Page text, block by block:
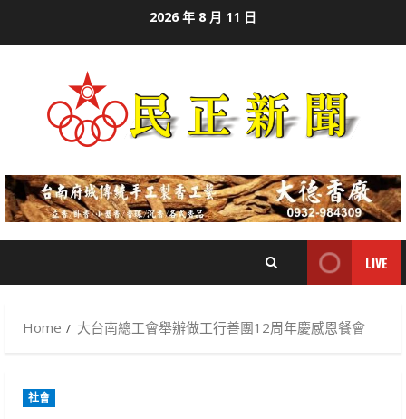
2026 年 8 月 11 日
LIVE
Home 大台南總工會舉辦做工行善團12周年慶感恩餐會
社會